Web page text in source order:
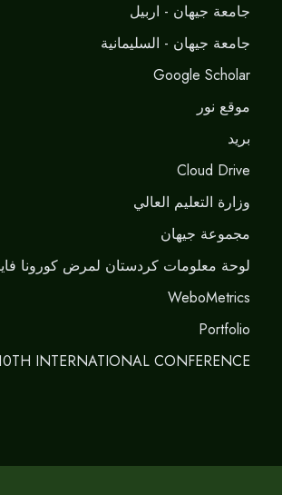
جامعة جيهان - اربيل
جامعة جيهان - السليمانية
Google Scholar
موقع نور
برید
Cloud Drive
وزارة التعليم العالي
مجموعة جيهان
لوحة معلومات كردستان لمرض كورونا
WeboMetrics
Portfolio
INTERNATIONAL CONFERENCE